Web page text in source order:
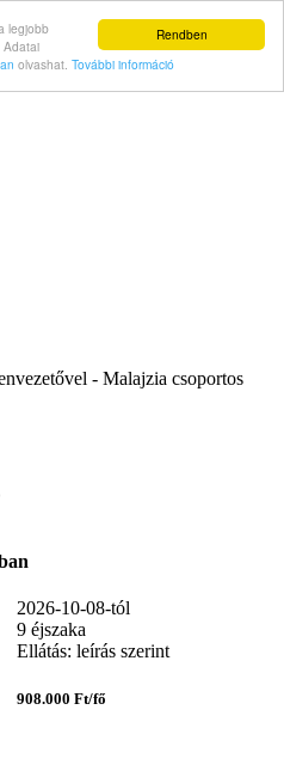
Rendben
legjobb
Adatai
olvashat. További információ
- Malajzia csoportos
2026-10-08-tól
9 éjszaka
Ellátás: leírás szerint
908.000 Ft/fő